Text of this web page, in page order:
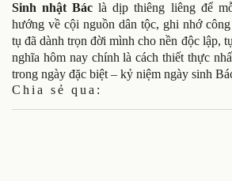
Sinh nhật Bác là dịp thiêng liêng để
hướng về cội nguồn dân tộc, ghi nhớ
tụ đã dành trọn đời mình cho nền độc lập,
nghĩa hôm nay chính là cách thiết thực
trong ngày đặc biệt – kỷ niệm ngày sinh
Chia sẻ qua: